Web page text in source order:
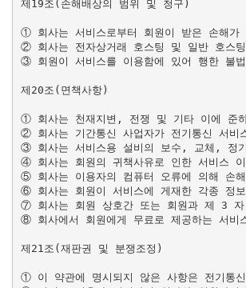
제19조(손해배상의 범위 및 청구)
① 회사는 서비스로부터 회원이 받은 손해가
② 회사는 전자상거래 호스팅 및 일반 호스
③ 회원이 서비스를 이용함에 있어 행한 불
제20조(면책사항)
① 회사는 천재지변, 전쟁 및 기타 이에 준하
② 회사는 기간통신 사업자가 전기통신 서비
③ 회사는 서비스용 설비의 보수, 교체, 정
④ 회사는 회원의 귀책사유로 인한 서비스
⑤ 회사는 이용자의 컴퓨터 오류에 의해 손
⑥ 회사는 회원이 서비스에 게재한 각종 정
⑦ 회사는 회원 상호간 또는 회원과 제 3 자
⑧ 회사에서 회원에게 무료로 제공하는 서비
제21조(재판권 및 분쟁조정)
① 이 약관에 명시되지 않은 사항은 전기통